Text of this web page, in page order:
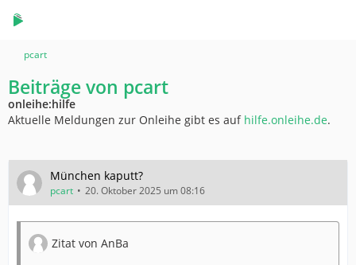
pcart
Beiträge von pcart
onleihe:hilfe
Aktuelle Meldungen zur Onleihe gibt es auf hilfe.onleihe.de.
München kaputt?
pcart 20. Oktober 2025 um 08:16
Zitat von AnBa